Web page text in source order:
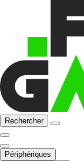
Rechercher
Périphériques